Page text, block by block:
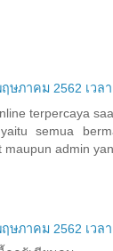
ษภาคม 2562 เวล
terpercaya
semua
maupun admin
ษภาคม 2562 เวล